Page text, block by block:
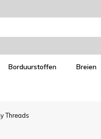
Borduurstoffen Breien
Threads